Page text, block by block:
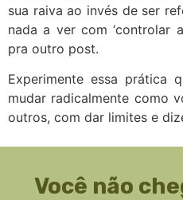
sua raiva ao invés de ser
nada a ver com ‘controlar
pra outro post.
Experimente essa prática
mudar radicalmente como
outros, com dar limites e
Você não